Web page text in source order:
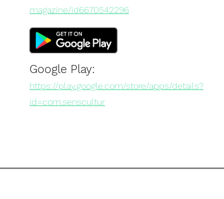
magazine/id6670542296
Google Play:
https://play.google.com/store/apps/details?
id=com.senscultur